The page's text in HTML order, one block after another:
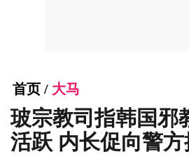
首页 / 大马
玻宗教司指韩国邪
活跃 内长促向警